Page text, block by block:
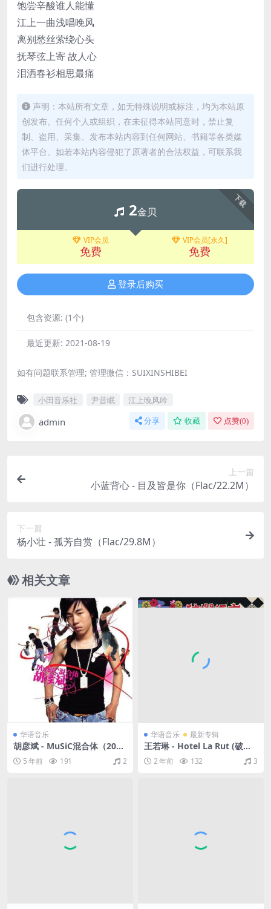
饱尝辛酸谁人能懂
江上一曲浅唱晚风
离别愁丝萦绕心头
抚琴弦上寄 故人心
泪洒春衫相思最痛
声明：本站所有文章，如无特殊说明或标注，均为本站原
创发布。任何个人或组织，在未征得本站同意时，禁止复
制、盗用、采集、发布本站内容到任何网站、书籍等各类媒
体平台。如若本站内容侵犯了原著者的合法权益，可联系我
们进行处理。
下载
2金贝
VIP会员
免费
VIP会员[永久]
免费
登录后购买
包含资源: (1个)
最近更新: 2021-08-19
如有问题联系管理; 管理微信：SUIXINSHIBEI
小田音乐社 尹昔眠 江上晚风吟
admin 分享 收藏 点赞(0)
上一篇
小蓝背心 - 目及皆是你（Flac/22.2M）
下一篇
杨小壮 - 孤芳自赏（Flac/29.8M）
相关文章
华语音乐
胡彦斌 - MuSiC混合体（200
4/FLAC/分轨/301M）
5 年前 191 2
华语音乐 最新专辑
王若琳 - Hotel La Rut (破烂
酒店)（2024/FLAC/分轨/332
M）2 年前 132 3